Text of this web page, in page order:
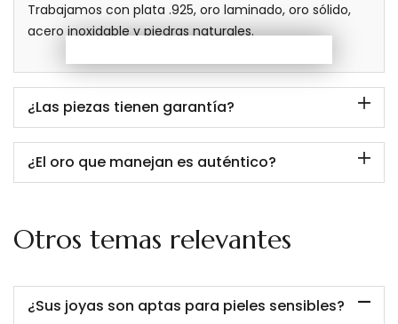
Trabajamos con plata .925, oro laminado, oro sólido,
acero inoxidable y piedras naturales.
¿Las piezas tienen garantía?
¿El oro que manejan es auténtico?
Otros temas relevantes
¿Sus joyas son aptas para pieles sensibles?